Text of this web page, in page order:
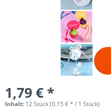
1,79 € *
Inhalt: 12 Stück (0,15 € * / 1 Stück)